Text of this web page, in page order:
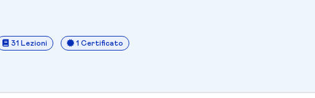
31 Lezioni 1 Certificato